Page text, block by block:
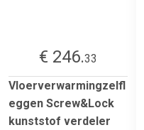
€ 246.33
Vloerverwarmingzelfl
eggen Screw&Lock
kunststof verdeler